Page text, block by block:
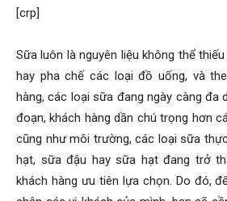
[crp]
Sữa luôn là nguyên liệu không thể
hay pha chế các loại đồ uống, và
hàng, các loại sữa đang ngày càng đa
đoạn, khách hàng dần chú trọng hơn
cũng như môi trường, các loại sữa
hạt, sữa đậu hay sữa hạt đang trở
khách hàng ưu tiên lựa chọn. Do đó,